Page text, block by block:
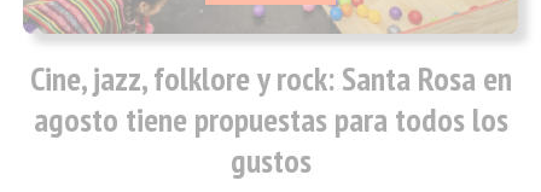
Cine, jazz, folklore y rock: Santa Rosa en
agosto tiene propuestas para todos los
gustos